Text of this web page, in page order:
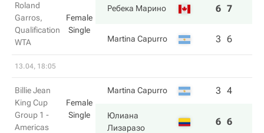
Roland
Garros,
Qualification
WTA
Female
Single
Ребека Марино 6 7
Martina Capurro 3 6
13.04, 18:05
Billie Jean
King Cup
Group 1 -
Americas
Female
Single
Martina Capurro 3 4
Юлиана
Лизаразо
6 6